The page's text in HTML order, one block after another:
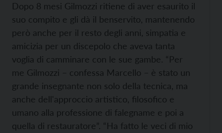
Dopo 8 mesi Gilmozzi ritiene di aver esaurito il
suo compito e gli dà il benservito, mantenendo
però anche per il resto degli anni, simpatia e
amicizia per un discepolo che aveva tanta
voglia di camminare con le sue gambe. “Per
me Gilmozzi – confessa Marcello – è stato un
grande insegnante non solo della tecnica, ma
anche dell'approccio artistico, filosofico e
umano alla professione di falegname e poi a
quella di restauratore”. “Ha fatto le veci di mio